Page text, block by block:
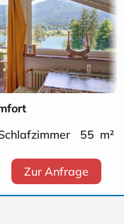
55 m²
Zur Anfrage